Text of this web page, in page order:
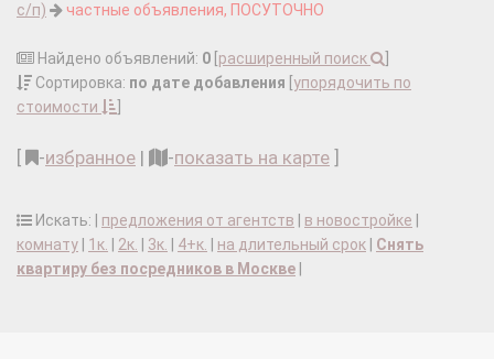
с/п)
частные объявления, ПОСУТОЧНО
Найдено объявлений: 0 расширенный поиск
Сортировка: по дате добавления упорядочить по
стоимости
-избранное | -показать на карте
Искать: | предложения от агентств в новостройке
комнату
1к. 2к. 3к. 4+к. на длительный срок
Снять
квартиру без посредников в Москве